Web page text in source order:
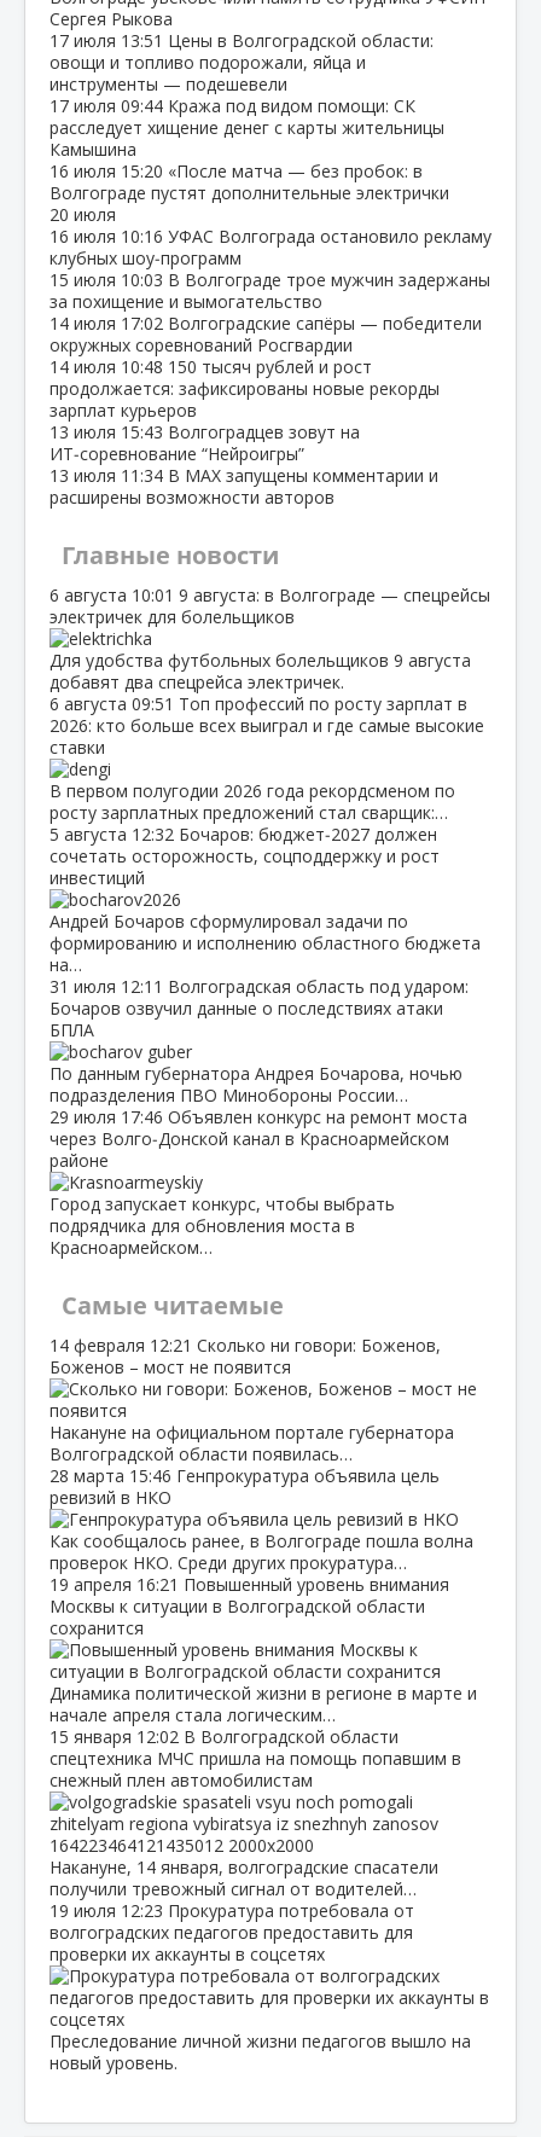
Сергея Рыкова
17 июля 13:51 Цены в Волгоградской области:
овощи и топливо подорожали, яйца и
инструменты — подешевели
17 июля 09:44 Кража под видом помощи: СК
расследует хищение денег с карты жительницы
Камышина
16 июля 15:20 «После матча — без пробок: в
Волгограде пустят дополнительные электрички
20 июля
16 июля 10:16 УФАС Волгограда остановило рекламу
клубных шоу‑программ
15 июля 10:03 В Волгограде трое мужчин задержаны
за похищение и вымогательство
14 июля 17:02 Волгоградские сапёры — победители
окружных соревнований Росгвардии
14 июля 10:48 150 тысяч рублей и рост
продолжается: зафиксированы новые рекорды
зарплат курьеров
13 июля 15:43 Волгоградцев зовут на
ИТ‑соревнование “Нейроигры”
13 июля 11:34 В МАХ запущены комментарии и
расширены возможности авторов
Главные новости
6 августа 10:01 9 августа: в Волгограде — спецрейсы
электричек для болельщиков
Для удобства футбольных болельщиков 9 августа
добавят два спецрейса электричек.
6 августа 09:51 Топ профессий по росту зарплат в
2026: кто больше всех выиграл и где самые высокие
ставки
В первом полугодии 2026 года рекордсменом по
росту зарплатных предложений стал сварщик:…
5 августа 12:32 Бочаров: бюджет‑2027 должен
сочетать осторожность, соцподдержку и рост
инвестиций
Андрей Бочаров сформулировал задачи по
формированию и исполнению областного бюджета
на…
31 июля 12:11 Волгоградская область под ударом:
Бочаров озвучил данные о последствиях атаки
БПЛА
По данным губернатора Андрея Бочарова, ночью
подразделения ПВО Минобороны России…
29 июля 17:46 Объявлен конкурс на ремонт моста
через Волго‑Донской канал в Красноармейском
районе
Город запускает конкурс, чтобы выбрать
подрядчика для обновления моста в
Красноармейском…
Самые читаемые
14 февраля 12:21 Сколько ни говори: Боженов,
Боженов – мост не появится
Накануне на официальном портале губернатора
Волгоградской области появилась…
28 марта 15:46 Генпрокуратура объявила цель
ревизий в НКО
Как сообщалось ранее, в Волгограде пошла волна
проверок НКО. Среди других прокуратура…
19 апреля 16:21 Повышенный уровень внимания
Москвы к ситуации в Волгоградской области
сохранится
Динамика политической жизни в регионе в марте и
начале апреля стала логическим…
15 января 12:02 В Волгоградской области
спецтехника МЧС пришла на помощь попавшим в
снежный плен автомобилистам
Накануне, 14 января, волгоградские спасатели
получили тревожный сигнал от водителей…
19 июля 12:23 Прокуратура потребовала от
волгоградских педагогов предоставить для
проверки их аккаунты в соцсетях
Преследование личной жизни педагогов вышло на
новый уровень.